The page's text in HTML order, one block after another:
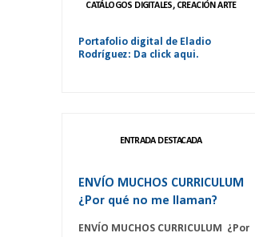
CATÁLOGOS DIGITALES, CREACIÓN ARTE
Portafolio digital de Eladio
Rodríguez: Da click aqui.
ENTRADA DESTACADA
ENVÍO MUCHOS CURRICULUM
¿Por qué no me llaman?
ENVÍO MUCHOS CURRICULUM ¿Por